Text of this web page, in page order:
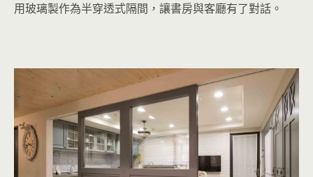
用玻璃製作為半穿透式隔間，讓書房與客廳有了對話。